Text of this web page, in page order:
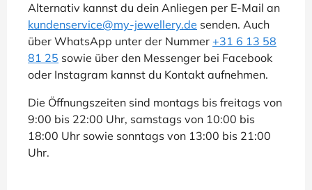
Alternativ kannst du dein Anliegen per E-Mail an
kundenservice@my-jewellery.de senden. Auch
über WhatsApp unter der Nummer +31 6 13 58
81 25 sowie über den Messenger bei Facebook
oder Instagram kannst du Kontakt aufnehmen.
Die Öffnungszeiten sind montags bis freitags von
9:00 bis 22:00 Uhr, samstags von 10:00 bis
18:00 Uhr sowie sonntags von 13:00 bis 21:00
Uhr.